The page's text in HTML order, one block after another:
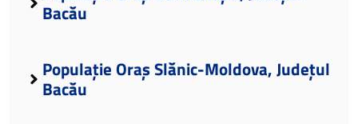
Bacău
Populație Oraș Slănic-Moldova, Județul
Bacău